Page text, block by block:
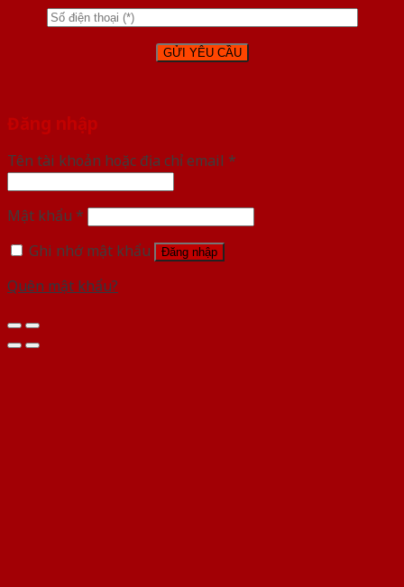
Đăng nhập
Tên tài khoản hoặc địa chỉ email *
Mật khẩu *
Ghi nhớ mật khẩu
Đăng nhập
Quên mật khẩu?